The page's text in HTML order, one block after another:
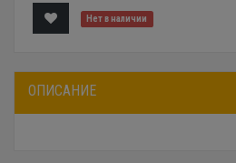
Нет в наличии
ОПИСАНИЕ